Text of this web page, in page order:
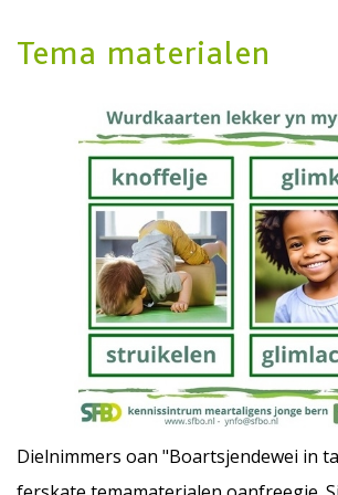
Tema materialen
Dielnimmers oan "Boartsjendewei in